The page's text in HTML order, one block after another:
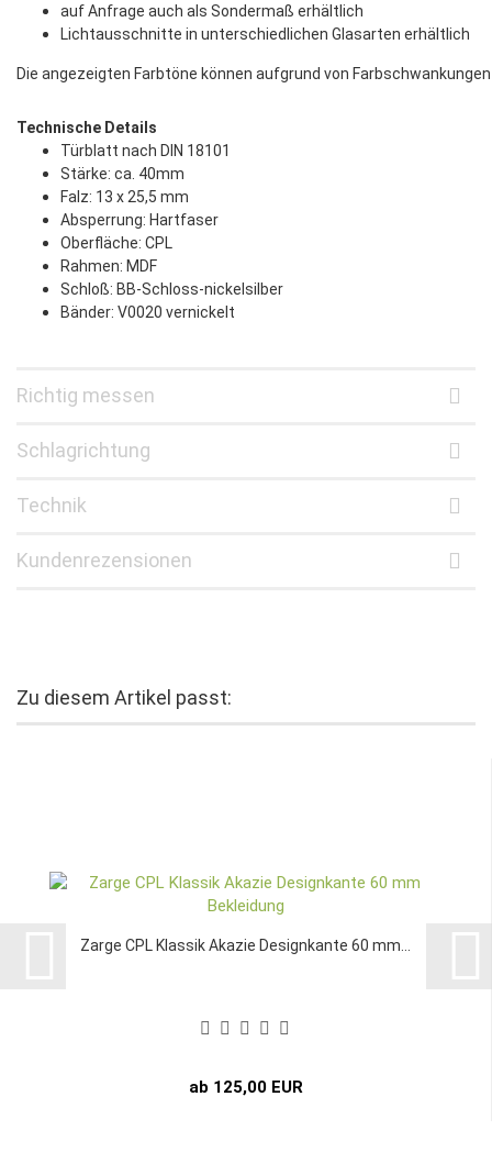
auf Anfrage auch als Sondermaß erhältlich
Lichtausschnitte in unterschiedlichen Glasarten erhältlich
Die angezeigten Farbtöne können aufgrund von
Technische Details
Türblatt nach DIN 18101
Stärke: ca. 40mm
Falz: 13 x 25,5 mm
Absperrung: Hartfaser
Oberfläche: CPL
Rahmen: MDF
Schloß: BB-Schloss-nickelsilber
Bänder: V0020 vernickelt
Richtig messen
Schlagrichtung
Technik
Kundenrezensionen
Zu diesem Artikel passt:
Zarge CPL Klassik Akazie Designkante 60 mm...
ab 125,00 EUR